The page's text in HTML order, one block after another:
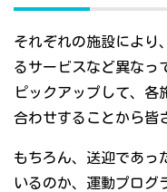
それぞれの施設により
るサービスなど異なっ
ピックアップして、各
合わせすることから皆
もちろん、送迎であっ
いるのか、運動プログ